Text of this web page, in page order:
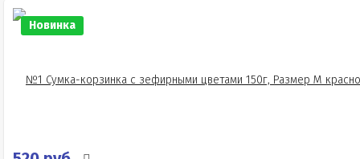
Новинка